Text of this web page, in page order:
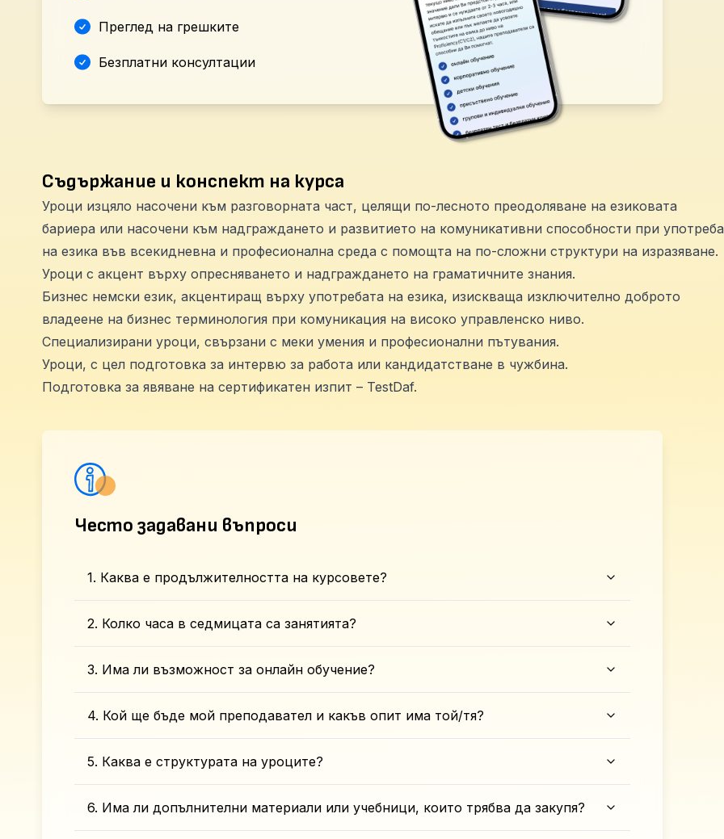
Преглед на грешките
Безплатни консултации
Съдържание и конспект на курса
Уроци изцяло насочени към разговорната част, целящи по-лесното преодоляване на езиковата
бариера или насочени към надграждането и развитието на комуникативни способности при употреба
на езика във всекидневна и професионална среда с помощта на по-сложни структури на изразяване.
Уроци с акцент върху опресняването и надграждането на граматичните знания.
Бизнес немски език, акцентиращ върху употребата на езика, изискваща изключително доброто
владеене на бизнес терминология при комуникация на високо управленско ниво.
Специализирани уроци, свързани с меки умения и професионални пътувания.
Уроци, с цел подготовка за интервю за работа или кандидатстване в чужбина.
Подготовка за явяване на сертификатен изпит – TestDaf.
Често задавани въпроси
1. Каква е продължителността на курсовете?
2. Колко часа в седмицата са занятията?
3. Има ли възможност за онлайн обучение?
4. Кой ще бъде мой преподавател и какъв опит има той/тя?
5. Каква е структурата на уроците?
6. Има ли допълнителни материали или учебници, които трябва да закупя?